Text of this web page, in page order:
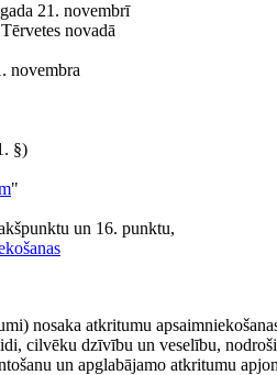
21. novembrī
novadā
novembra
§)
"
un 16. punktu,
nosaka atkritumu
cilvēku dzīvību un veselību,
un apglabājamo atkritumu